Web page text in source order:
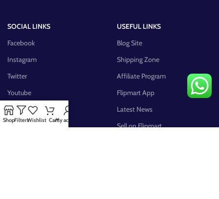
SOCIAL LINKS
Facebook
Instagram
Twitter
Youtube
Pinterest
FB Group
USEFUL LINKS
Blog Site
Shipping Zone
Affiliate Program
Flipmart App
Latest News
Sell on Flipmart
ShopFiltersWishlist CartMy account